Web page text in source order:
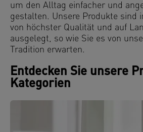
um den Alltag einfacher und
gestalten. Unsere Produkte sind
von höchster Qualität und auf
ausgelegt, so wie Sie es von
Tradition erwarten.
Entdecken Sie unsere
Kategorien